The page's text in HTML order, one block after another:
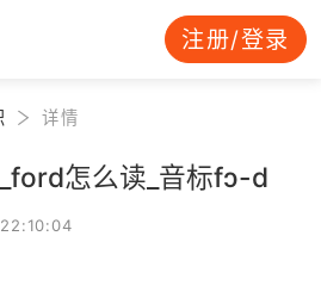
注册/登录
详情
怎么读_音标fɔ-d